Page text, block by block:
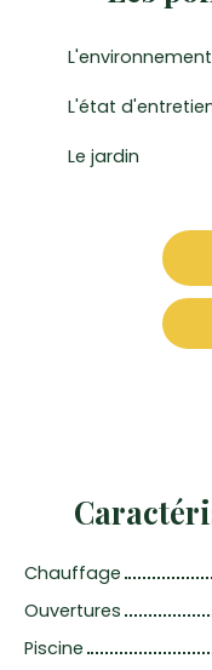
L'environnement
L'état
Le jardin
Chauffage
Ouvertures
Piscine